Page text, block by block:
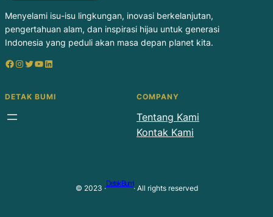
Menyelami isu-isu lingkungan, inovasi berkelanjutan,
pengertahuan alam, dan inspirasi hijau untuk generasi
Indonesia yang peduli akan masa depan planet kita.
Facebook Instagram Twitter YouTube LinkedIn
DETAK BUMI COMPANY
Tentang Kami
Kontak Kami
© 2023 ·
Detak Bumi
· All rights reserved